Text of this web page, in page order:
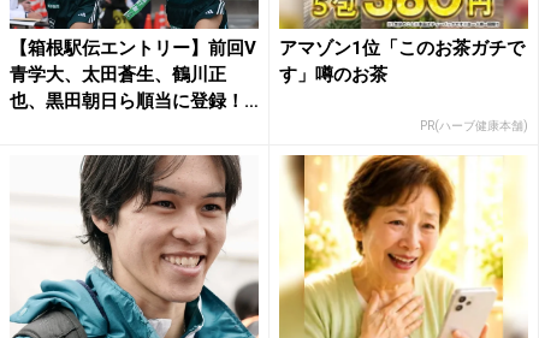
【箱根駅伝エントリー】前回V
青学大、太田蒼生、鶴川正
也、黒田朝日ら順当に登録！
アマゾン1位「このお茶ガチで
す」噂のお茶
PR(ハーブ健康本舗)